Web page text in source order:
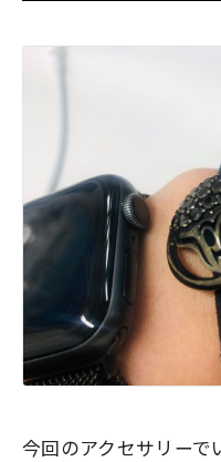
今回のアクセサリーで